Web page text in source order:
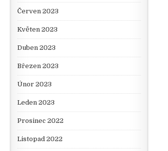
Červen 2023
Květen 2023
Duben 2023
Březen 2023
Únor 2023
Leden 2023
Prosinec 2022
Listopad 2022